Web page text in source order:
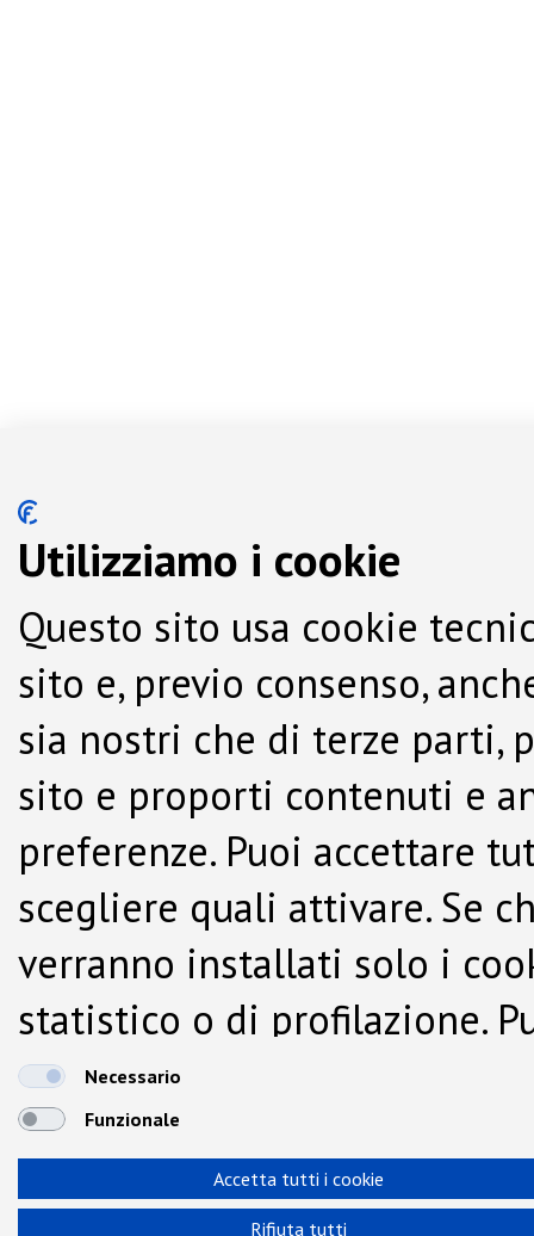
Utilizziamo i cookie
Questo sito usa cookie
sito e, previo consenso,
sia nostri che di terze parti,
sito e proporti contenuti e
preferenze. Puoi accettare
scegliere quali attivare. Se
verranno installati solo i
statistico o di profilazione.
dalla Cookie Policy.
Necessario
Funzionale
Accetta tutti i cookie
Rifiuta tutti